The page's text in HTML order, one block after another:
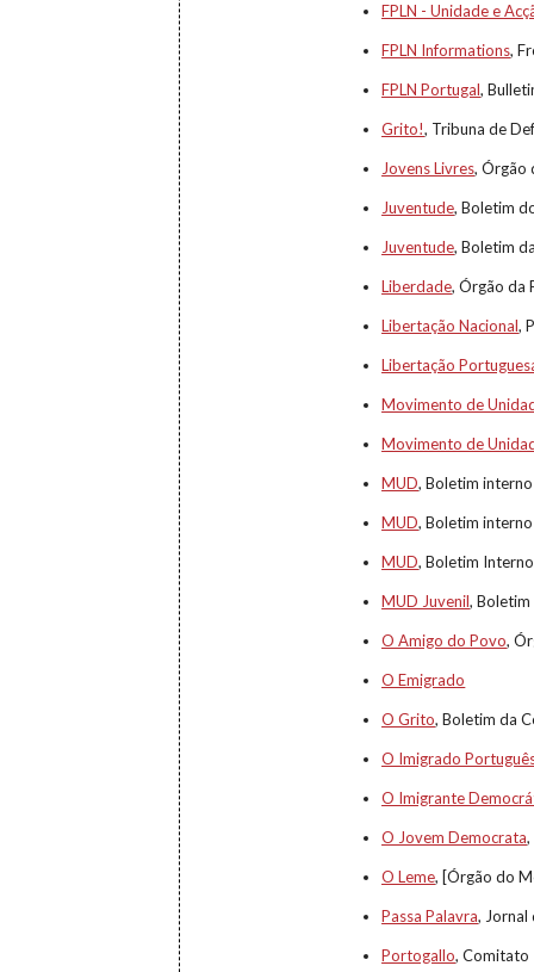
FPLN - Unidade e
FPLN Informations,
FPLN Portugal,
Grito!, Tribuna de
Jovens Livres, Órgão
Juventude, Boletim
Juventude, Boletim
Liberdade, Órgão da
Libertação Nacional,
Libertação
Movimento de
Movimento de
MUD, Boletim
MUD, Boletim
MUD, Boletim
MUD Juvenil,
O Amigo do Povo,
O Emigrado
O Grito, Boletim da
O Imigrado
O Imigrante
O Jovem Democrata
O Leme, [Órgão do
Passa Palavra, Jornal
Portogallo, Comitato